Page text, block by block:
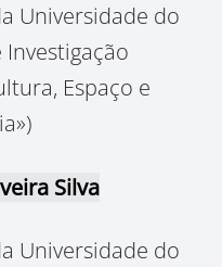
Universidade do
Espaço e
Silva
Universidade do